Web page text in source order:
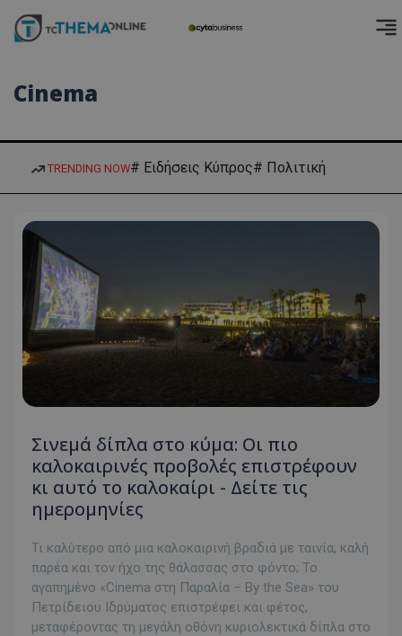
Cinema
TRENDING NOW# Ειδήσεις Κύπρος# Πολιτική
Σινεμά δίπλα στο κύμα: Οι πιο
καλοκαιρινές προβολές επιστρέφουν
κι αυτό το καλοκαίρι - Δείτε τις
ημερομηνίες
Τι καλύτερο από μια καλοκαιρινή βραδιά με ταινία, καλή
παρέα και τον ήχο της θάλασσας στο φόντο; Το
αγαπημένο «Cinema στη Παραλία – By the Sea» του
Πετρίδειου Ιδρύματος επιστρέφει και φέτος,
μεταφέροντας τη μεγάλη οθόνη κυριολεκτικά δίπλα στο